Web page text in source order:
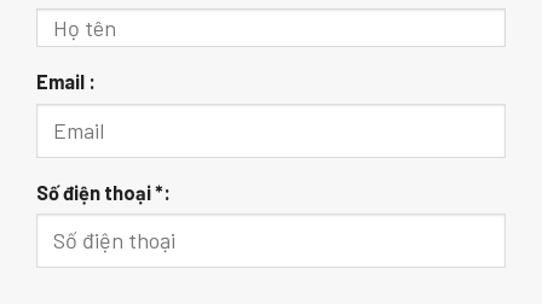
Email :
Số điện thoại *: